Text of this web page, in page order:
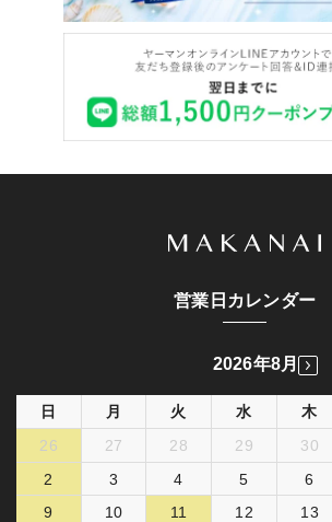
営業日カレンダー
2026年8月
日 月 火 水 木
26
27 28 29 30
2
3 4 5 6
9
10 11 12 13